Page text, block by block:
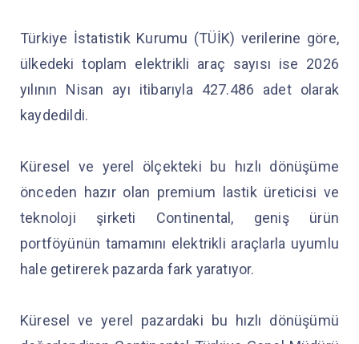
Türkiye İstatistik Kurumu (TÜİK) verilerine göre,
ülkedeki toplam elektrikli araç sayısı ise 2026
yılının Nisan ayı itibarıyla 427.486 adet olarak
kaydedildi.
Küresel ve yerel ölçekteki bu hızlı dönüşüme
önceden hazır olan premium lastik üreticisi ve
teknoloji şirketi Continental, geniş ürün
portföyünün tamamını elektrikli araçlarla uyumlu
hale getirerek pazarda fark yaratıyor.
Küresel ve yerel pazardaki bu hızlı dönüşümü